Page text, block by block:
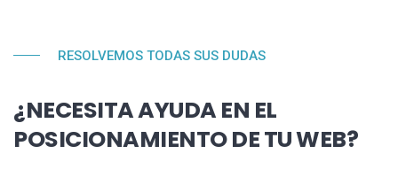
RESOLVEMOS TODAS SUS DUDAS
¿NECESITA AYUDA EN EL
POSICIONAMIENTO DE TU WEB?